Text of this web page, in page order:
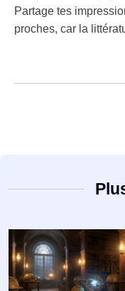
Partage tes
proches, car la